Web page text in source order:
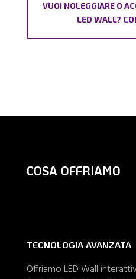
VUOI NOLEGGIARE O
LED WALL?
COSA OFFRIAMO
TECNOLOGIA AVANZATA
Offriamo LED Wall